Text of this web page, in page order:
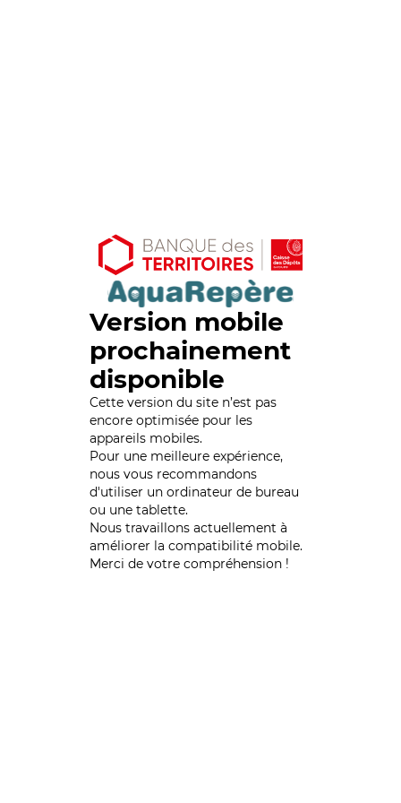
Version mobile
prochainement
disponible
Cette version du site n’est pas
encore optimisée pour les
appareils mobiles.
Pour une meilleure expérience,
nous vous recommandons
d'utiliser un ordinateur de bureau
ou une tablette.
Nous travaillons actuellement à
améliorer la compatibilité mobile.
Merci de votre compréhension !